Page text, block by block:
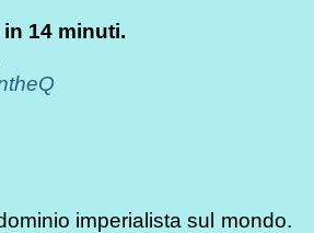
14 minuti.
imperialista sul mondo.